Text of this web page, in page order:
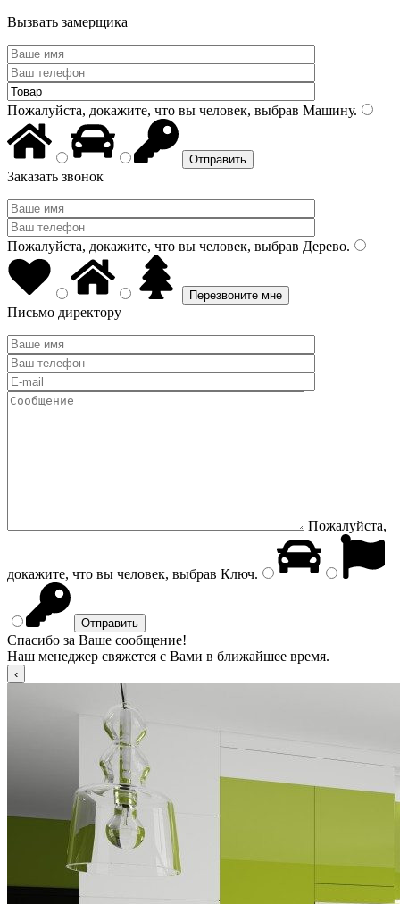
Вызвать замерщика
Пожалуйста, докажите, что вы человек, выбрав Машину.
Заказать звонок
Пожалуйста, докажите, что вы человек, выбрав Дерево.
Письмо директору
Пожалуйста,
докажите, что вы человек, выбрав Ключ.
Спасибо за Ваше сообщение!
Наш менеджер свяжется с Вами в ближайшее время.